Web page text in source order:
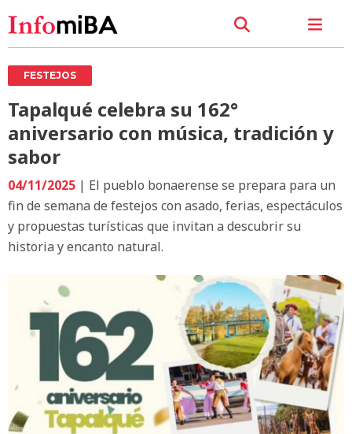
FESTEJOS
Tapalqué celebra su 162°
aniversario con música, tradición y
sabor
04/11/2025 | El pueblo bonaerense se prepara para un
fin de semana de festejos con asado, ferias, espectáculos
y propuestas turísticas que invitan a descubrir su
historia y encanto natural.